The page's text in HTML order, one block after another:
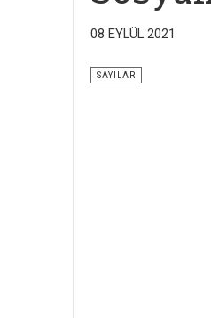
08 EYLÜL 2021
SAYILAR